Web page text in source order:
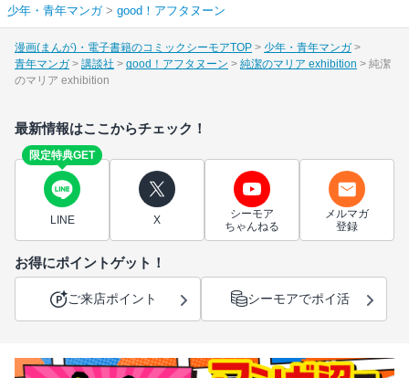
少年・青年マンガ> good！アフタヌーン
漫画(まんが)・電子書籍のコミックシーモアTOP
少年・青年マンガ
青年マンガ
講談社 good！アフタヌーン 純潔のマリア exhibition
純潔
のマリア exhibition
最新情報はここからチェック！
限定特典GET
LINE X
シーモア
ちゃんねる
メルマガ
登録
お得にポイントゲット！
ご来店ポイント シーモアでポイ活